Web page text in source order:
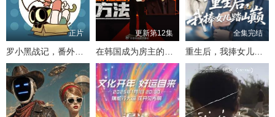
正片
罗小黑战记，番外MV晚安喵
更新第12集
在韩国成为房主的方法
全集完结
重生后，我捧女儿踏山巅